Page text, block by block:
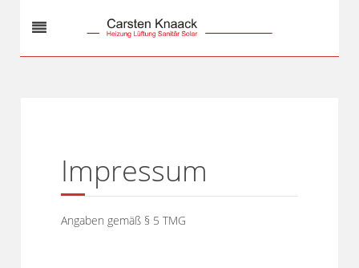
Impressum
Angaben gemäß § 5 TMG